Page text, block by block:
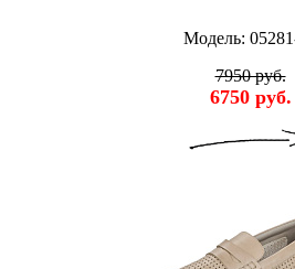
Модель:
7950 руб.
6750 руб.